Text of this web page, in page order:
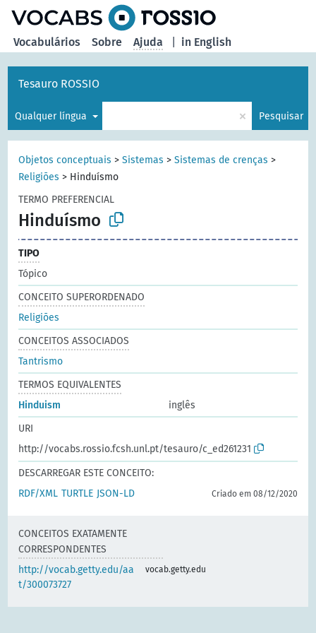
in English
Vocabulários Sobre Ajuda
Tesauro ROSSIO
Qualquer língua × Pesquisar
Objetos conceptuais >Sistemas >Sistemas de crenças >
Religiões > Hinduísmo
TERMO PREFERENCIAL
Hinduísmo
TIPO
Tópico
CONCEITO SUPERORDENADO
Religiões
CONCEITOS ASSOCIADOS
Tantrismo
TERMOS EQUIVALENTES
Hinduism
inglês
URI
http://vocabs.rossio.fcsh.unl.pt/tesauro/c_ed261231
DESCARREGAR ESTE CONCEITO:
RDF/XML TURTLE JSON-LD Criado em 08/12/2020
CONCEITOS EXATAMENTE
CORRESPONDENTES
http://vocab.getty.edu/aa
t/300073727
vocab.getty.edu